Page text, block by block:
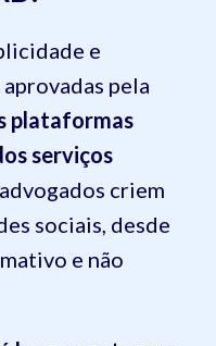
e
pela
plataformas
serviços
criem
sociais, desde
e não